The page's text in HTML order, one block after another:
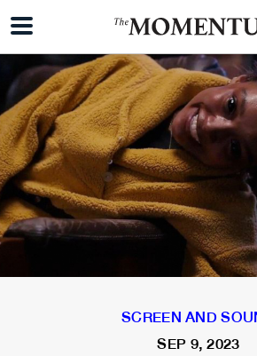
SCREEN AND
SEP 9, 2023